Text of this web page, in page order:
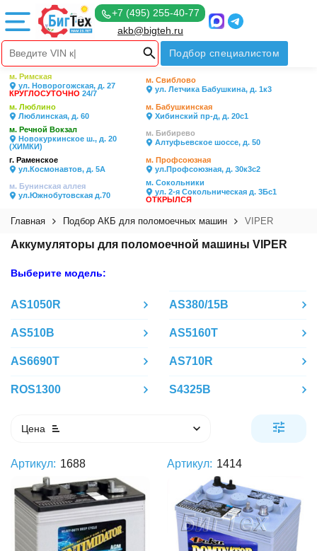
+7 (495) 255-40-77
akb@bigteh.ru
Подбор специалистом
м. Римская
ул. Новорогожская, д. 27
КРУГЛОСУТОЧНО 24/7
м. Свиблово
ул. Летчика Бабушкина, д. 1к3
м. Люблино
Люблинская, д. 60
м. Бабушкинская
Хибинский пр-д, д. 20с1
м. Речной Вокзал
Новокуркинское ш., д. 20
(ХИМКИ)
м. Бибирево
Алтуфьевское шоссе, д. 50
г. Раменское
ул.Космонавтов, д. 5А
м. Профсоюзная
ул.Профсоюзная, д. 30к3с2
м. Бунинская аллея
ул.Южнобутовская д.70
м. Сокольники
ул. 2-я Сокольническая д. 3Бс1
ОТКРЫЛСЯ
Главная Подбор АКБ для поломоечных машин VIPER
Аккумуляторы для поломоечной машины VIPER
Выберите модель:
AS1050R AS380/15В
AS510B AS5160T
AS6690T AS710R
ROS1300 S4325B
Цена
Артикул: 1688 Артикул: 1414